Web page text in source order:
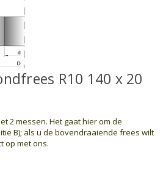
R10 140 x 20
2 messen. Het gaat hier om de
B); als u de bovendraaiende frees wilt
op met ons.